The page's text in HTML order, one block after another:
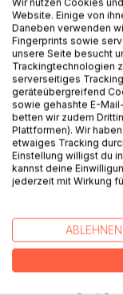
Atlantikküste
persönlichen
überhaupt nicht
gegen ein Tabu
In diesem
Notizen darüber
Aufenthalt vor sich
befindet. Die
Menschen, die sie
Wir erfahren von
Gesetzen
gehören Kämpfe
Irritationen und
Insektenplagen,
Begebenheiten,
Website. Einige von
Daneben verwenden
Fingerprints sowie
unsere Seite besucht
Trackingtechnologien
serverseitiges
geräteübergreifend
sowie gehashte E-
betten wir zudem
Plattformen). Wir
etwaiges Tracking
Einstellung willigst du
kannst deine
jederzeit mit Wirkung
ABLEHNEN